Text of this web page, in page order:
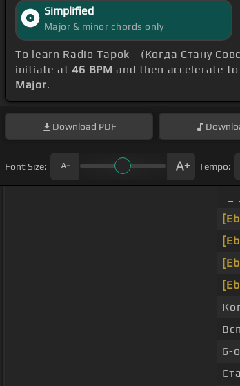
Simplified
Major & minor chords only
To learn Radio Tapok - (Когда Стану
initiate at46 BPM and then accelerate
Major.
Download PDF
Font Size: Tempo:
6-